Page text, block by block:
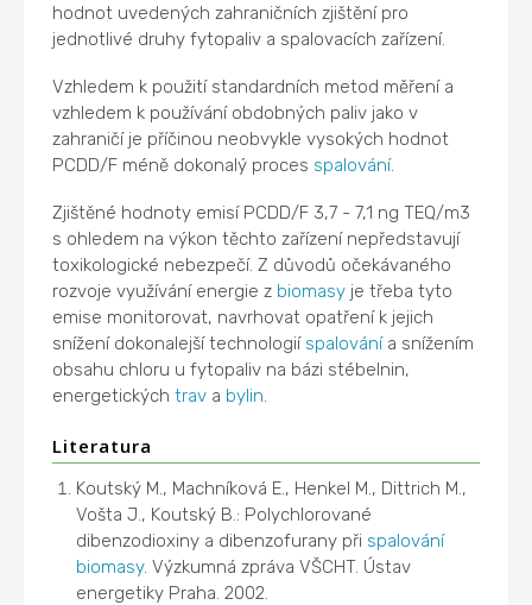
hodnot uvedených zahraničních zjištění pro
jednotlivé druhy fytopaliv a spalovacích zařízení.
Vzhledem k použití standardních metod měření a
vzhledem k používání obdobných paliv jako v
zahraničí je příčinou neobvykle vysokých hodnot
PCDD/F méně dokonalý proces spalování.
Zjištěné hodnoty emisí PCDD/F 3,7 - 7,1 ng TEQ/m3
s ohledem na výkon těchto zařízení nepředstavují
toxikologické nebezpečí. Z důvodů očekávaného
rozvoje využívání energie z biomasy je třeba tyto
emise monitorovat, navrhovat opatření k jejich
snížení dokonalejší technologií spalovánía snížením
obsahu chloru u fytopaliv na bázi stébelnin,
energetickýchtrav a bylin
Literatura
Koutský M., Machníková E., Henkel M., Dittrich M.,
Vošta J., Koutský B.: Polychlorované
dibenzodioxiny a dibenzofurany při spalování
biomasy. Výzkumná zpráva VŠCHT. Ústav
energetiky Praha. 2002.